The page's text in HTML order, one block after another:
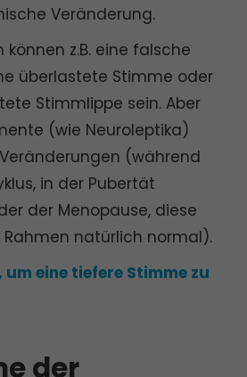
Veränderung.
z.B. eine falsche
überlastete Stimme oder
Stimmlippe sein. Aber
(wie Neuroleptika)
(während
in der Pubertät
der Menopause, diese
natürlich normal).
um eine tiefere Stimme zu
der